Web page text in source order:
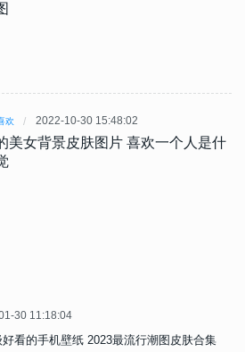
欢 2022-10-30 15:48:02
美女背景皮肤图片 喜欢一个人是什
30 11:18:04
看的手机壁纸 2023最流行潮图皮肤合集